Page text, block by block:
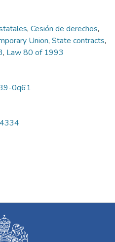
, Cesión de derechos,
Union, State contracts,
, Law 80 of 1993
0q61